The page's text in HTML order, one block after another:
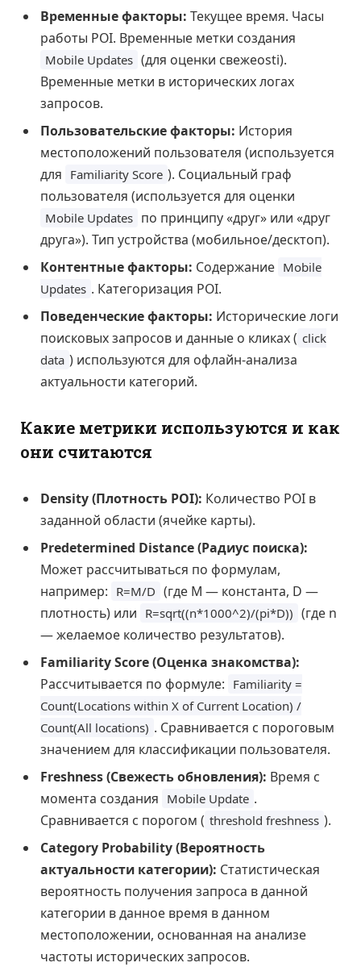
Временные факторы: Текущее время. Часы
работы POI. Временные метки создания
Mobile Updates (для оценки свежеosti).
Временные метки в исторических логах
запросов.
Пользовательские факторы: История
местоположений пользователя (используется
для Familiarity Score ). Социальный граф
пользователя (используется для оценки
Mobile Updates по принципу «друг» или «друг
друга»). Тип устройства (мобильное/десктоп).
Контентные факторы: Содержание Mobile
Updates . Категоризация POI.
Поведенческие факторы: Исторические логи
поисковых запросов и данные о кликах ( click
data ) используются для офлайн-анализа
актуальности категорий.
Какие метрики используются и как
они считаются
Density (Плотность POI): Количество POI в
заданной области (ячейке карты).
Predetermined Distance (Радиус поиска):
Может рассчитываться по формулам,
например: R=M/D (где M — константа, D —
плотность) или R=sqrt((n*1000^2)/(pi*D)) (где n
— желаемое количество результатов).
Familiarity Score (Оценка знакомства):
Рассчитывается по формуле: Familiarity =
Count(Locations within X of Current Location) /
Count(All locations) . Сравнивается с пороговым
значением для классификации пользователя.
Freshness (Свежесть обновления): Время с
момента создания Mobile Update .
Сравнивается с порогом ( threshold freshness ).
Category Probability (Вероятность
актуальности категории): Статистическая
вероятность получения запроса в данной
категории в данное время в данном
местоположении, основанная на анализе
частоты исторических запросов.